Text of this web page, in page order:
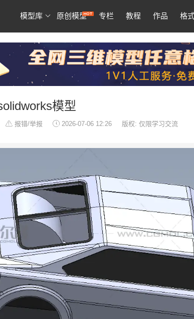
模型库 原创模型 专栏 教程 作品 格
模型
报错/举报 2026-07-06 12:26 版权: 仅限学习交流